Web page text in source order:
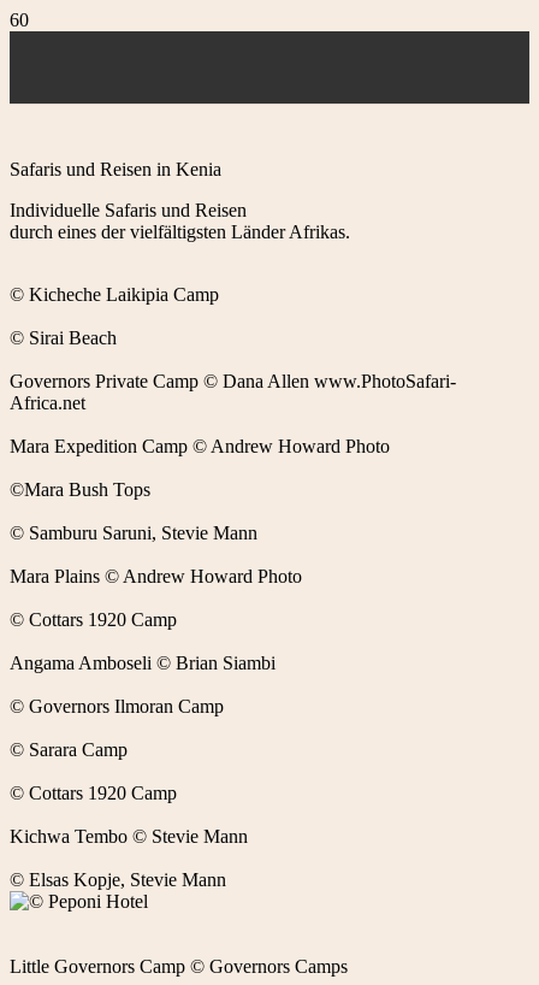
Safaris und Reisen in Kenia
Individuelle Safaris und Reisen
durch eines der vielfältigsten Länder Afrikas.
© Kicheche Laikipia Camp
© Sirai Beach
Governors Private Camp © Dana Allen www.PhotoSafari-
Africa.net
Mara Expedition Camp © Andrew Howard Photo
©Mara Bush Tops
© Samburu Saruni, Stevie Mann
Mara Plains © Andrew Howard Photo
© Cottars 1920 Camp
Angama Amboseli © Brian Siambi
© Governors Ilmoran Camp
© Sarara Camp
© Cottars 1920 Camp
Kichwa Tembo © Stevie Mann
© Elsas Kopje, Stevie Mann
Little Governors Camp © Governors Camps